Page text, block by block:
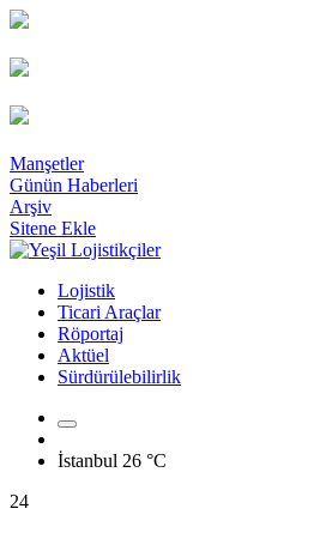
Manşetler
Günün Haberleri
Arşiv
Sitene Ekle
Lojistik
Ticari Araçlar
Röportaj
Aktüel
Sürdürülebilirlik
İstanbul 26 °C
24